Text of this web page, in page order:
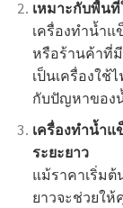
เหมาะกับพื้น
เครื่องทำน้ำ
หรือร้านค้าที่
เป็นเครื่องใ
กับปัญหาของ
เครื่องทำน้ำ
ระยะยาว
แม้ราคาเริ่มต้
ยาวจะช่วยใ